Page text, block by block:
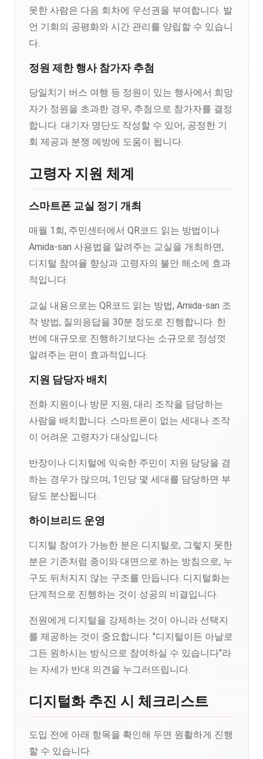
못한 사람은 다음 회차에 우선권을 부여합니다. 발
언 기회의 공평화와 시간 관리를 양립할 수 있습니
다.
정원 제한 행사 참가자 추첨
당일치기 버스 여행 등 정원이 있는 행사에서 희망
자가 정원을 초과한 경우, 추첨으로 참가자를 결정
합니다. 대기자 명단도 작성할 수 있어, 공정한 기
회 제공과 분쟁 예방에 도움이 됩니다.
고령자 지원 체계
스마트폰 교실 정기 개최
매월 1회, 주민센터에서 QR코드 읽는 방법이나
Amida-san 사용법을 알려주는 교실을 개최하면,
디지털 참여율 향상과 고령자의 불안 해소에 효과
적입니다.
교실 내용으로는 QR코드 읽는 방법, Amida-san 조
작 방법, 질의응답을 30분 정도로 진행합니다. 한
번에 대규모로 진행하기보다는 소규모로 정성껏
알려주는 편이 효과적입니다.
지원 담당자 배치
전화 지원이나 방문 지원, 대리 조작을 담당하는
사람을 배치합니다. 스마트폰이 없는 세대나 조작
이 어려운 고령자가 대상입니다.
반장이나 디지털에 익숙한 주민이 지원 담당을 겸
하는 경우가 많으며, 1인당 몇 세대를 담당하면 부
담도 분산됩니다.
하이브리드 운영
디지털 참여가 가능한 분은 디지털로, 그렇지 못한
분은 기존처럼 종이와 대면으로 하는 방침으로, 누
구도 뒤처지지 않는 구조를 만듭니다. 디지털화는
단계적으로 진행하는 것이 성공의 비결입니다.
전원에게 디지털을 강제하는 것이 아니라 선택지
를 제공하는 것이 중요합니다. "디지털이든 아날로
그든 원하시는 방식으로 참여하실 수 있습니다"라
는 자세가 반대 의견을 누그러뜨립니다.
디지털화 추진 시 체크리스트
도입 전에 아래 항목을 확인해 두면 원활하게 진행
할 수 있습니다.